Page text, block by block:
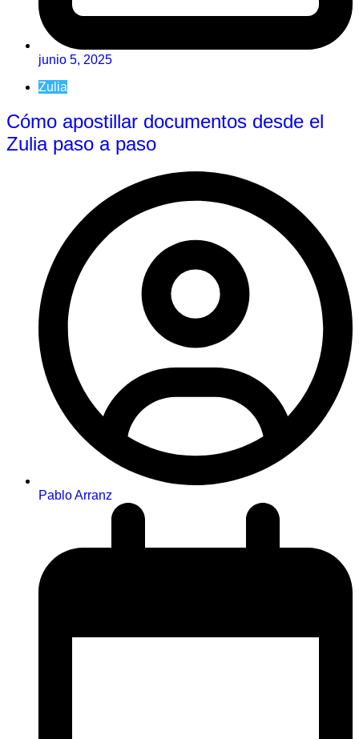
junio 5, 2025
Zulia
Cómo apostillar documentos desde el
Zulia paso a paso
Pablo Arranz